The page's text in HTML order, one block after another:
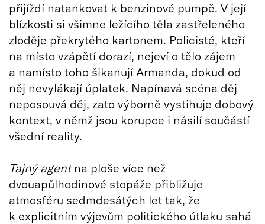
přijíždí natankovat k benzinové pumpě. V její
blízkosti si všimne ležícího těla zastřeleného
zloděje překrytého kartonem. Policisté, kteří
na místo vzápětí dorazí, nejeví o tělo zájem
a namísto toho šikanují Armanda, dokud od
něj nevylákají úplatek. Napínavá scéna děj
neposouvá děj, zato výborně vystihuje dobový
kontext, v němž jsou korupce i násilí součástí
všední reality.
Tajný agentna ploše více než
dvouapůlhodinové stopáže přibližuje
atmosféru sedmdesátých let tak, že
k explicitním výjevům politického útlaku sahá